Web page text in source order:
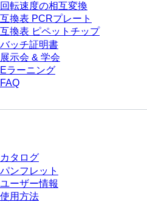
回転速度の相互変換
互換表 PCRプレート
互換表 ピペットチップ
バッチ証明書
展示会 & 学会
Eラーニング
FAQ
カタログ
パンフレット
ユーザー情報
使用方法